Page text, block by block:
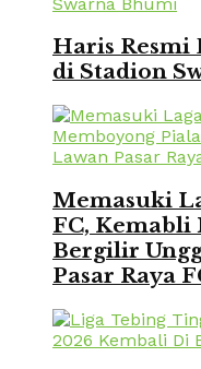
Haris Resmi
di Stadion
Memasuki
FC, Kemabli
Bergilir
Pasar Raya